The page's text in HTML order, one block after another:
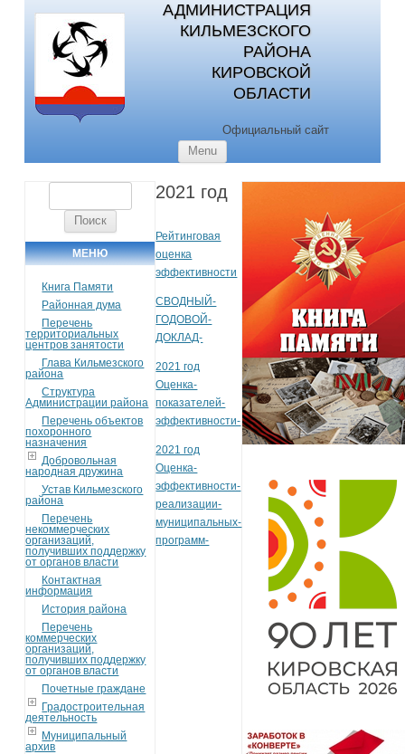
АДМИНИСТРАЦИЯ
КИЛЬМЕЗСКОГО
РАЙОНА
КИРОВСКОЙ
ОБЛАСТИ
Официальный сайт
Menu
МЕНЮ
Книга Памяти
Районная дума
Перечень
территориальных
центров занятости
Глава Кильмезского
района
Структура
Администрации района
Перечень объектов
похоронного
назначения
Добровольная
народная дружина
Устав Кильмезского
района
Перечень
некоммерческих
организаций,
получивших поддержку
от органов власти
Контактная
информация
История района
Перечень
коммерческих
организаций,
получивших поддержку
от органов власти
Почетные граждане
Градостроительная
деятельность
Муниципальный
архив
2021 год
Рейтинговая
оценка
эффективности
СВОДНЫЙ-
ГОДОВОЙ-
ДОКЛАД-
2021 год
Оценка-
показателей-
эффективности-
2021 год
Оценка-
эффективности-
реализации-
муниципальных-
программ-